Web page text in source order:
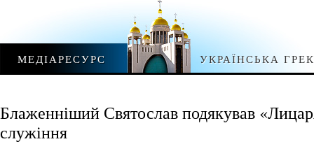
МЕДІАРЕСУРС УКРАЇНСЬКА
Блаженніший Святослав подякував
служіння